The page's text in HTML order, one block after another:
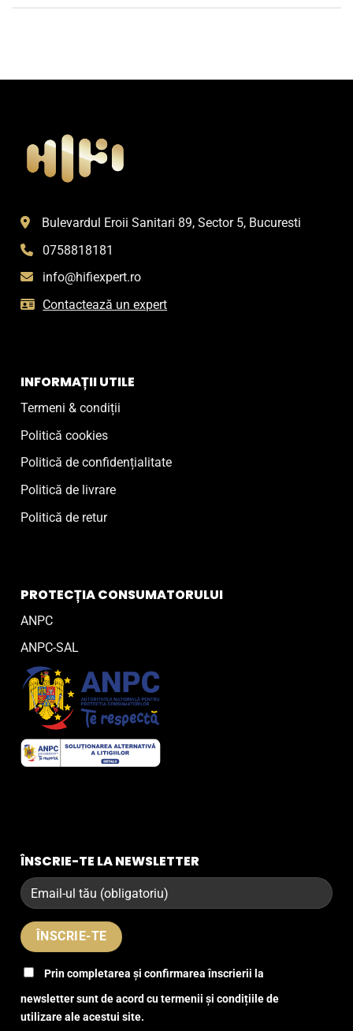
Bulevardul Eroii Sanitari 89, Sector 5, Bucuresti
0758818181
info@hifiexpert.ro
Contactează un expert
INFORMAȚII UTILE
Termeni & condiții
Politică cookies
Politică de confidențialitate
Politică de livrare
Politică de retur
PROTECȚIA CONSUMATORULUI
ANPC
ANPC-SAL
ÎNSCRIE-TE LA NEWSLETTER
Prin completarea și confirmarea înscrierii la
newsletter sunt de acord cu termenii și condițiile de
utilizare ale acestui site.